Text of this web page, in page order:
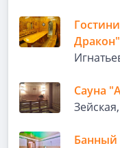
Дракон"
Сауна
Банный